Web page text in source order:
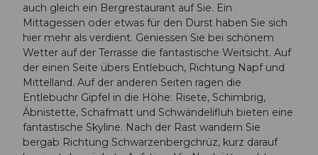
auch gleich ein Bergrestaurant auf Sie. Ein
Mittagessen oder etwas für den Durst haben Sie sich
hier mehr als verdient. Geniessen Sie bei schönem
Wetter auf der Terrasse die fantastische Weitsicht. Auf
der einen Seite übers Entlebuch, Richtung Napf und
Mittelland. Auf der anderen Seiten ragen die
Entlebuchr Gipfel in die Höhe: Risete, Schimbrig,
Äbnistette, Schafmatt und Schwändelifluh bieten eine
fantastische Skyline. Nach der Rast wandern Sie
bergab Richtung Schwarzenbergchrüz, kurz darauf